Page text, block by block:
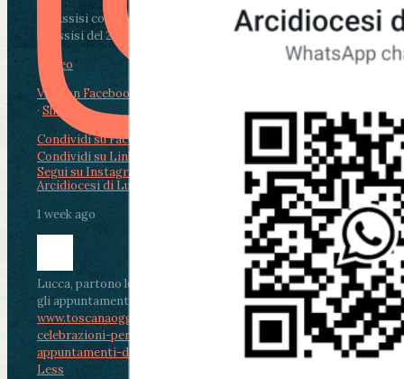
Da Assisi con i giovani per Celebrare il Perdono
di Assisi del 2 Ag...
Video
View on Facebook
· Share
Condividi su Facebook
Condividi su LinkedIn
Condividi via email
Arcidiocesi di Lucca
1 week ago
Lucca, partono le celebrazioni per don Aldo Mei:
gli appuntamenti dal 2 al 4 agosto
www.toscanaoggi.it/lucca-partono-le-
celebrazioni-per-don-aldo-mei-gli-
appuntamenti-dal-2-al-4-ago...
See MoreSee
Less
Segui su Instagram